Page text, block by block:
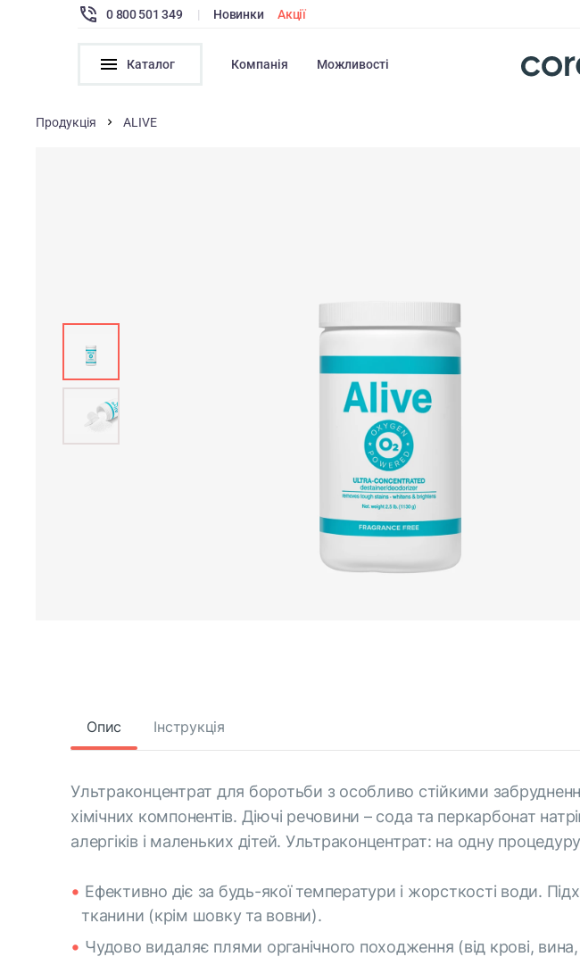
0 800 501 349 | Новинки Акції
Каталог Компанія Можливості
Продукція ALIVE
Опис Інструкція
Ультраконцентрат для боротьби з особливо стійкими
хімічних компонентів. Діючі речовини – сода та перкарбонат
алергіків і маленьких дітей. Ультраконцентрат: на одну
Ефективно діє за будь-якої температури і жорсткості води.
тканини (крім шовку та вовни).
Чудово видаляє плями органічного походження (від крові, вина,